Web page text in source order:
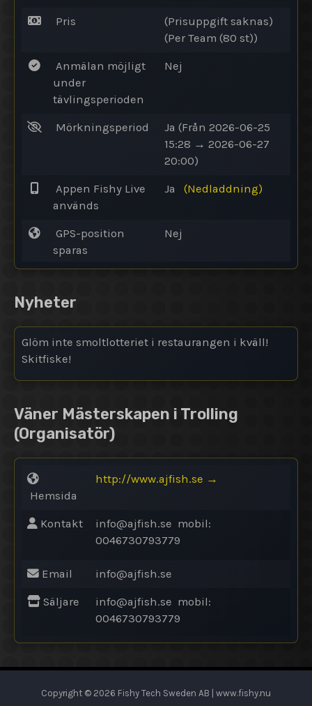
Pris
(Prisuppgift saknas)
(Per Team (80 st))
Anmälan möjligt
under
tävlingsperioden
Nej
Mörkningsperiod Ja (Från 2026-06-25
15:28 → 2026-06-27
20:00)
Appen Fishy Live
används
Ja (Nedladdning)
GPS-position
sparas
Nej
Nyheter
Glöm inte smoltlotteriet i restaurangen i kväll!
Skitfiske!
Väner Mästerskapen i Trolling
(Organisatör)
Hemsida
http://www.ajfish.se →
Kontakt info@ajfish.se mobil:
0046730793779
Email info@ajfish.se
Säljare info@ajfish.se mobil:
0046730793779
Copyright © 2026 Fishy Tech Sweden AB | www.fishy.nu